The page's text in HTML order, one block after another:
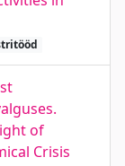
of
Crisis